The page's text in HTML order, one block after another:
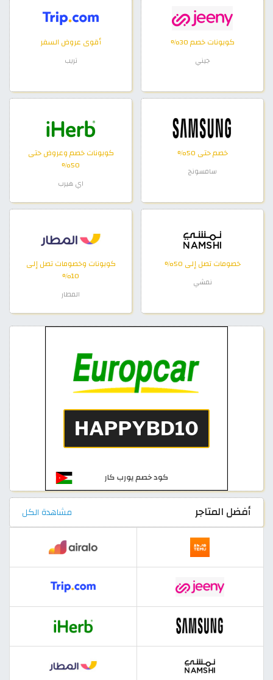
كوبونات خصم 30%
جيني
أقوى عروض السفر
تريب
خصم حتى 50%
سامسونج
كوبونات خصم وعروض حتى
50%
اي هيرب
خصومات تصل إلى 50%
نمشي
كوبونات وخصومات تصل إلى
10%
المطار
أفضل المتاجر مشاهدة الكل